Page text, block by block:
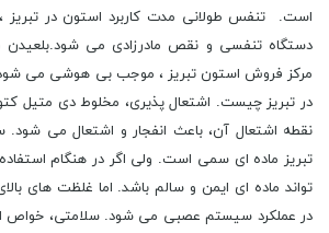
است. تنفس طولانی مدت کاربرد استون در
دستگاه تنفسی و نقص مادرزادی می شود.بلعیدن
مرکز فروش استون تبریز ، موجب بی هوشی می
در تبریز چیست. اشتعال پذیری، مخلوط دی متیل
نقطه اشتعال آن، باعث انفجار و اشتعال می
تبریز ماده ای سمی است. ولی اگر در هنگام
تواند ماده ای ایمن و سالم باشد. اما غلظت های
در عملکرد سیستم عصبی می شود. سلامتی، خواص